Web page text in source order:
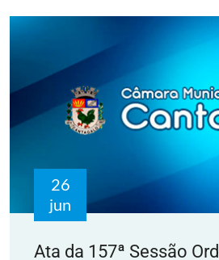
26
jun
Ata da 157ª Sessão